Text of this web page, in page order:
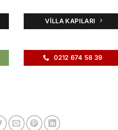
VILLA KAPILARI
0212 674 58 39